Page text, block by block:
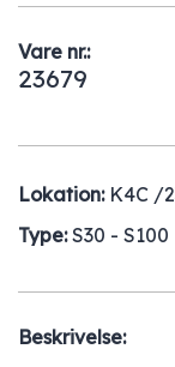
Vare nr.:
23679
Lokation: K4C /
Type:S30 - S100
Beskrivelse: